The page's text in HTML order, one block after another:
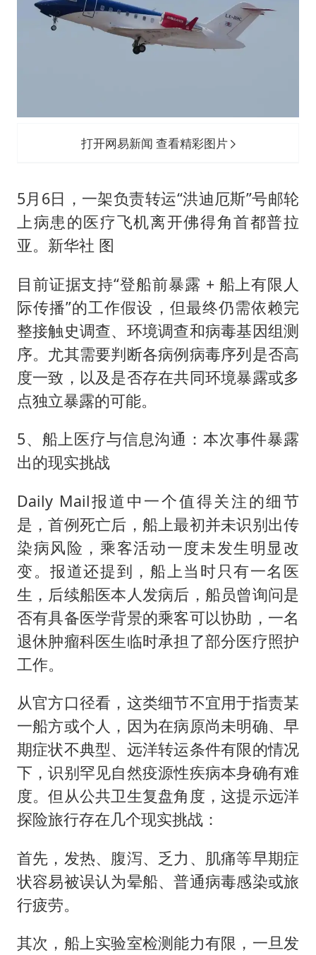
打开网易新闻 查看精彩图片
5月6日，一架负责转运“洪迪厄斯”号邮轮
上病患的医疗飞机离开佛得角首都普拉
亚。新华社 图
目前证据支持“登船前暴露 + 船上有限人
际传播”的工作假设，但最终仍需依赖完
整接触史调查、环境调查和病毒基因组测
序。尤其需要判断各病例病毒序列是否高
度一致，以及是否存在共同环境暴露或多
点独立暴露的可能。
5、船上医疗与信息沟通：本次事件暴露
出的现实挑战
Daily Mail报道中一个值得关注的细节
是，首例死亡后，船上最初并未识别出传
染病风险，乘客活动一度未发生明显改
变。报道还提到，船上当时只有一名医
生，后续船医本人发病后，船员曾询问是
否有具备医学背景的乘客可以协助，一名
退休肿瘤科医生临时承担了部分医疗照护
工作。
从官方口径看，这类细节不宜用于指责某
一船方或个人，因为在病原尚未明确、早
期症状不典型、远洋转运条件有限的情况
下，识别罕见自然疫源性疾病本身确有难
度。但从公共卫生复盘角度，这提示远洋
探险旅行存在几个现实挑战：
首先，发热、腹泻、乏力、肌痛等早期症
状容易被误认为晕船、普通病毒感染或旅
行疲劳。
其次，船上实验室检测能力有限，一旦发